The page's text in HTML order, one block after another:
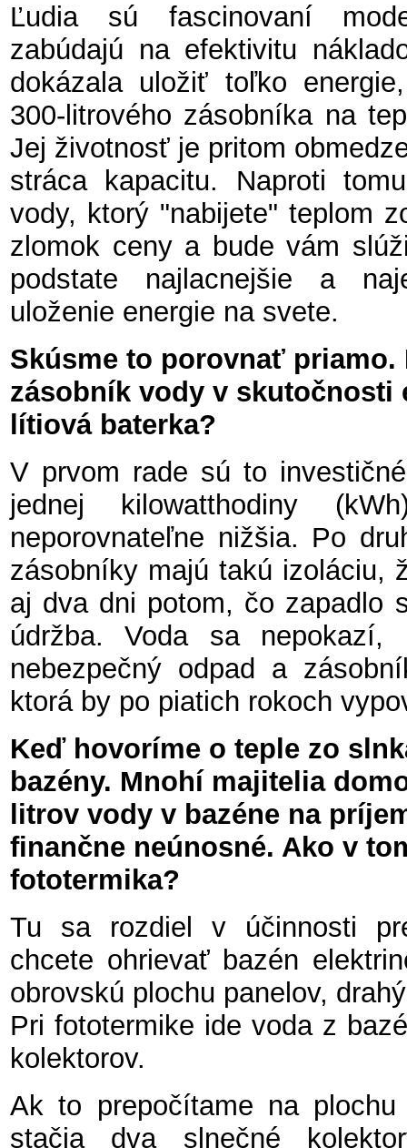
Ľudia sú fascinovaní
zabúdajú na efektivitu
dokázala uložiť toľko
300-litrového zásobníka na
Jej životnosť je pritom
stráca kapacitu. Naproti
vody, ktorý "nabijete" teplom
zlomok ceny a bude vám
podstate najlacnejšie a
uloženie energie na svete.
Skúsme to porovnať priamo.
zásobník vody v skutočnosti
lítiová baterka?
V prvom rade sú to
jednej kilowatthodiny
neporovnateľne nižšia. Po
zásobníky majú takú izoláciu,
aj dva dni potom, čo zapadlo
údržba. Voda sa
nebezpečný odpad a
ktorá by po piatich rokoch
Keď hovoríme o teple zo
bazény. Mnohí majitelia
litrov vody v bazéne na
finančne neúnosné. Ako v
fototermika?
Tu sa rozdiel v účinnosti
chcete ohrievať bazén
obrovskú plochu panelov,
Pri fototermike ide voda z
kolektorov.
Ak to prepočítame na
stačia dva slnečné